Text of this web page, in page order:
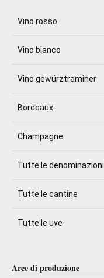
Vino rosso
Vino bianco
Vino gewürztraminer
Bordeaux
Champagne
Tutte le denominazioni
Tutte le cantine
Tutte le uve
Aree di produzione